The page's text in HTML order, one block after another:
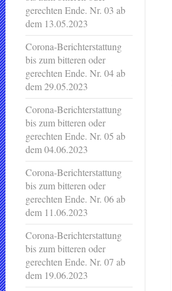
gerechten Ende. Nr. 03 ab
dem 13.05.2023
Corona-Berichterstattung
bis zum bitteren oder
gerechten Ende. Nr. 04 ab
dem 29.05.2023
Corona-Berichterstattung
bis zum bitteren oder
gerechten Ende. Nr. 05 ab
dem 04.06.2023
Corona-Berichterstattung
bis zum bitteren oder
gerechten Ende. Nr. 06 ab
dem 11.06.2023
Corona-Berichterstattung
bis zum bitteren oder
gerechten Ende. Nr. 07 ab
dem 19.06.2023